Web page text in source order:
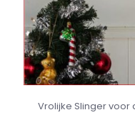
Vrolijke Slinger voor